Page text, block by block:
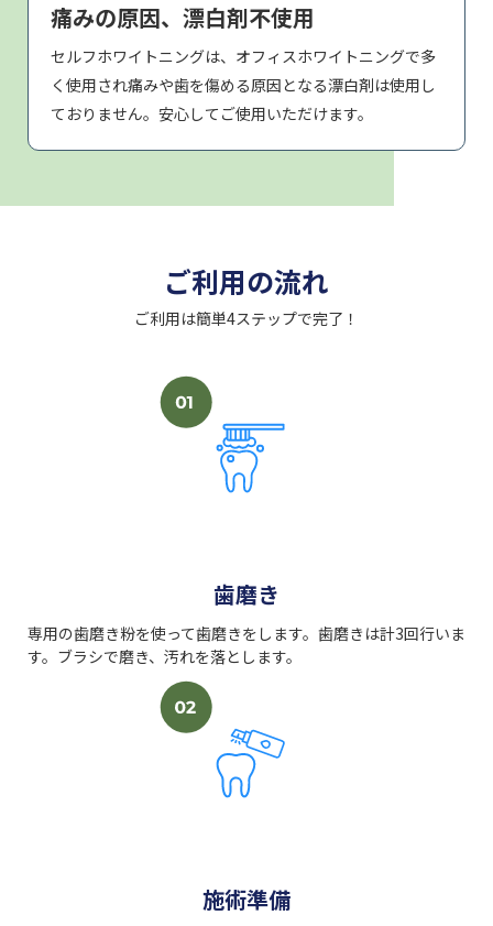
痛みの原因、漂白剤不使用
セルフホワイトニングは、オフィスホワイトニングで多
く使用され痛みや歯を傷める原因となる漂白剤は使用し
ておりません。安心してご使用いただけます。
ご利用の流れ
ご利用は簡単4ステップで完了！
歯磨き
専用の歯磨き粉を使って歯磨きをします。歯磨きは計3回行いま
す。ブラシで磨き、汚れを落とします。
施術準備